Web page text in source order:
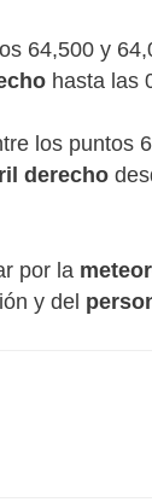
64,500 y
hasta las
los puntos
derecho
por la
y del